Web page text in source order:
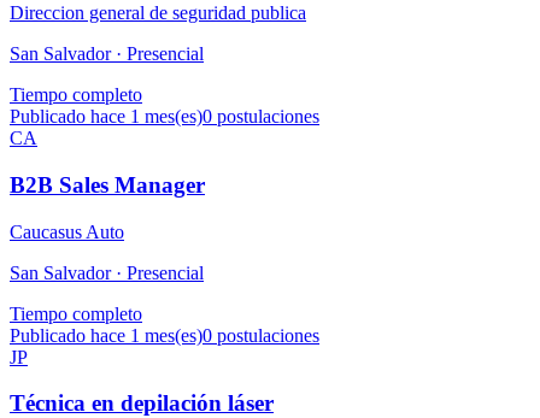
Direccion general de seguridad publica
San Salvador · Presencial
Tiempo completo
Publicado hace 1 mes(es)0 postulaciones
CA
B2B Sales Manager
Caucasus Auto
San Salvador · Presencial
Tiempo completo
Publicado hace 1 mes(es)0 postulaciones
JP
Técnica en depilación láser